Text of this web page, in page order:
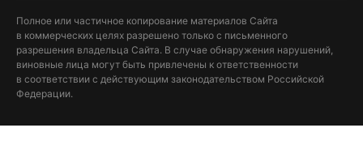
Полное или частичное копирование материалов Сайта
в коммерческих целях разрешено только с письменного
разрешения владельца Сайта. В случае обнаружения нарушений,
виновные лица могут быть привлечены к ответственности
в соответствии с действующим законодательством Российской
Федерации.